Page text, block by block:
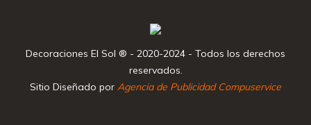
Decoraciones El Sol ® - 2020-2024 - Todos los derechos
reservados.
Sitio Diseñado por Agencia de Publicidad Compuservice